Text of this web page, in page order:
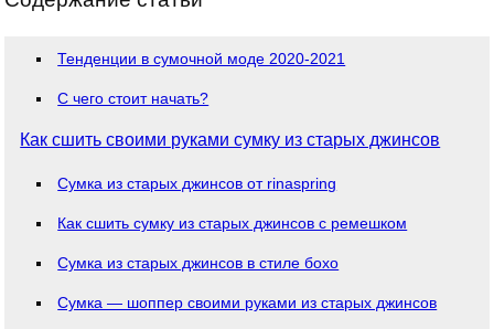
Тенденции в сумочной моде 2020-2021
С чего стоит начать?
Как сшить своими руками сумку из старых джинсов
Сумка из старых джинсов от rinaspring
Как сшить сумку из старых джинсов с ремешком
Сумка из старых джинсов в стиле бохо
Сумка — шоппер своими руками из старых джинсов